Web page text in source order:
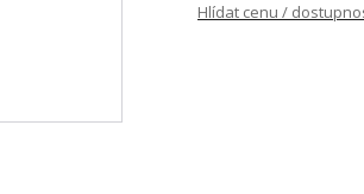
Hlídat cenu /